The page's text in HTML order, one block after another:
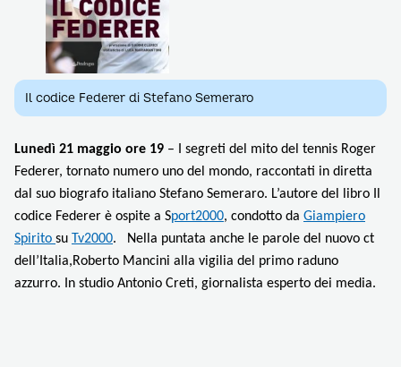
Il codice Federer di Stefano Semeraro
Lunedì 21 maggio ore 19 – I segreti del mito del tennis Roger
Federer, tornato numero uno del mondo, raccontati in diretta
dal suo biografo italiano Stefano Semeraro. L’autore del libro Il
codice Federer è ospite a Sport2000, condotto da Giampiero
Spirito su Tv2000. Nella puntata anche le parole del nuovo ct
dell’Italia,Roberto Mancini alla vigilia del primo raduno
azzurro. In studio Antonio Creti, giornalista esperto dei media.